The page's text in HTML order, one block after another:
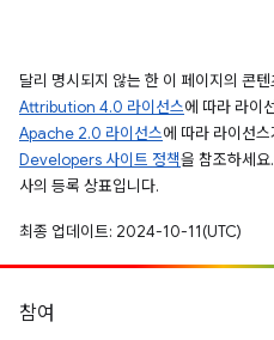
달리 명시되지 않는 한 이 페이지의 콘텐
Attribution 4.0 라이선스에 따라 라이
Apache 2.0 라이선스에 따라 라이선
Developers 사이트 정책을 참조하세
사의 등록 상표입니다.
최종 업데이트: 2024-10-11(UTC)
참여